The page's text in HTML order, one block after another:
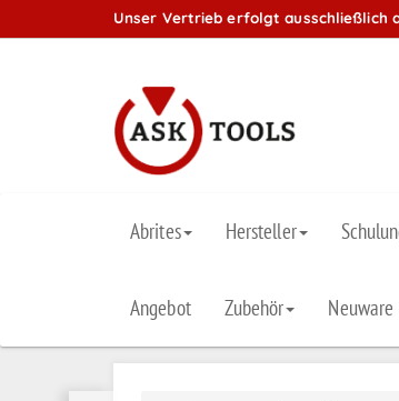
Unser Vertrieb erfolgt ausschließlich
Abrites Hersteller
Angebot Zubehör Neuware